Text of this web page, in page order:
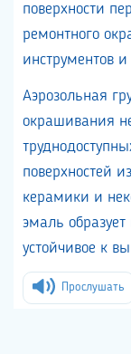
поверхности
ремонтного
инструментов
Аэрозольная
окрашивания
поверхностей
керамики и
эмаль
устойчивое к
Прослушать